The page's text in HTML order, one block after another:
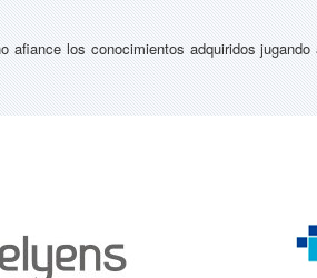
los conocimientos adquiridos